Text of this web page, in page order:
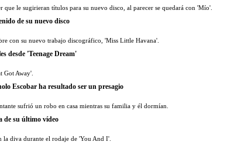
que le sugirieran títulos para su nuevo disco, al parecer se quedará con 'Mío'.
de su nuevo disco
con su nuevo trabajo discográfico, 'Miss Little Havana'.
desde 'Teenage Dream'
Got Away'.
Escobar ha resultado ser un presagio
sufrió un robo en casa mientras su familia y él dormían.
de su último vídeo
la diva durante el rodaje de 'You And I'.